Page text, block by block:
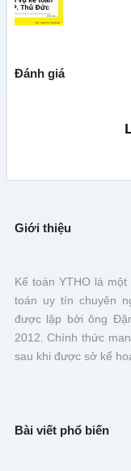
Đánh giá
Giới thiệu
Kế toán YTHO là
toán uy tín chuyên
được lập bởi ông
2012. Chính thức
sau khi được sở kế
Bài viết phổ biến